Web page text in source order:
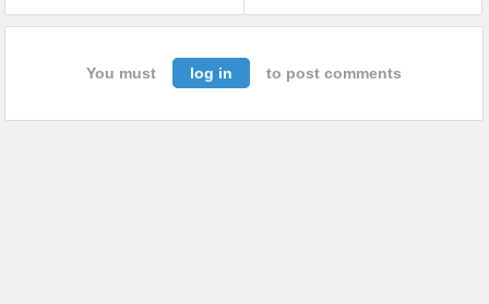
You must log in to post comments